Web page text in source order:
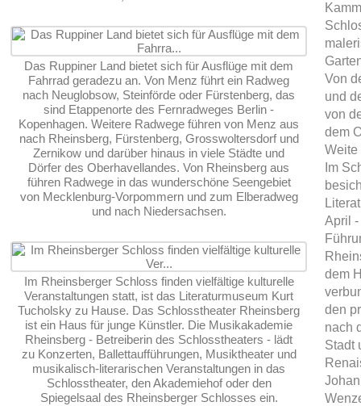
Das Ruppiner Land bietet sich für Ausflüge mit dem
Fahrrad geradezu an. Von Menz führt ein Radweg
nach Neuglobsow, Steinförde oder Fürstenberg, das
sind Etappenorte des Fernradweges Berlin -
Kopenhagen. Weitere Radwege führen von Menz aus
nach Rheinsberg, Fürstenberg, Grosswoltersdorf und
Zernikow und darüber hinaus in viele Städte und
Dörfer des Oberhavellandes. Von Rheinsberg aus
führen Radwege in das wunderschöne Seengebiet
von Mecklenburg-Vorpommern und zum Elberadweg
und nach Niedersachsen.
Im Rheinsberger Schloss finden vielfältige kulturelle
Veranstaltungen statt, ist das Literaturmuseum Kurt
Tucholsky zu Hause. Das Schlosstheater Rheinsberg
ist ein Haus für junge Künstler. Die Musikakademie
Rheinsberg - Betreiberin des Schlosstheaters - lädt
zu Konzerten, Ballettaufführungen, Musiktheater und
musikalisch-literarischen Veranstaltungen in das
Schlosstheater, den Akademiehof oder den
Spiegelsaal des Rheinsberger Schlosses ein.
Von
und
von
dem
Weite
Im
April -
dem
den
nach
Stadt